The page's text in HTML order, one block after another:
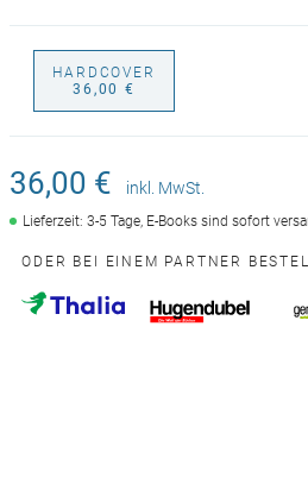
HARDCOVER
36,00 €
36,00 € inkl. MwSt.
Lieferzeit: 3-5 Tage, E-Books sind sofort
ODER BEI EINEM PARTNER